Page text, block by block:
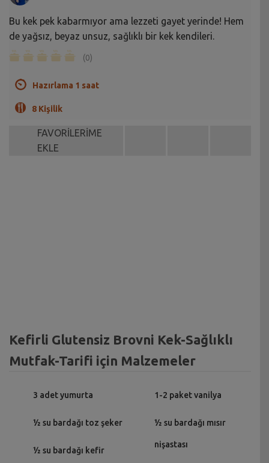
Bu kek pek kabarmıyor ama lezzeti gayet yerinde! Hem
de yağsız, beyaz unsuz, sağlıklı bir kek kendileri.
(0)
Hazırlama 1 saat
8 Kişilik
FAVORİLERİME
EKLE
Kefirli Glutensiz Brovni Kek-Sağlıklı
Mutfak-Tarifi için Malzemeler
3 adet yumurta
½ su bardağı toz şeker
½ su bardağı kefir
1-2 paket vanilya
½ su bardağı mısır
nişastası